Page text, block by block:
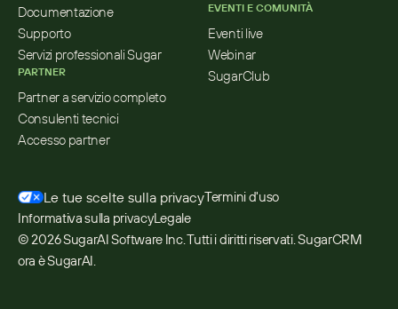
Documentazione
Supporto
Servizi professionali Sugar
PARTNER
Partner a servizio completo
Consulenti tecnici
Accesso partner
EVENTI E COMUNITÀ
Eventi live
Webinar
SugarClub
Le tue scelte sulla privacyTermini d'uso
Informativa sulla privacyLegale
© 2026 SugarAI Software Inc. Tutti i diritti riservati. SugarCRM
ora è SugarAI.